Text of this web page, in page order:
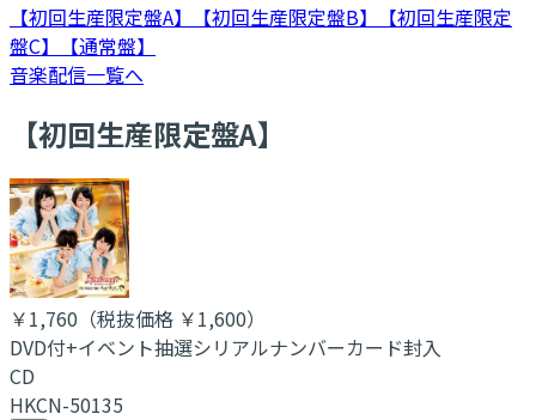
【初回生産限定盤A】
【初回生産限定盤B】
【初回生産限定
盤C】
【通常盤】
音楽配信一覧へ
【初回生産限定盤A】
￥1,760 （税抜価格 ￥1,600）
DVD付+イベント抽選シリアルナンバーカード封入
CD
HKCN-50135